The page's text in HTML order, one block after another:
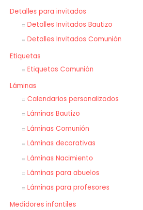
Detalles para invitados
Detalles Invitados Bautizo
Detalles Invitados Comunión
Etiquetas
Etiquetas Comunión
Láminas
Calendarios personalizados
Láminas Bautizo
Láminas Comunión
Láminas decorativas
Láminas Nacimiento
Láminas para abuelos
Láminas para profesores
Medidores infantiles